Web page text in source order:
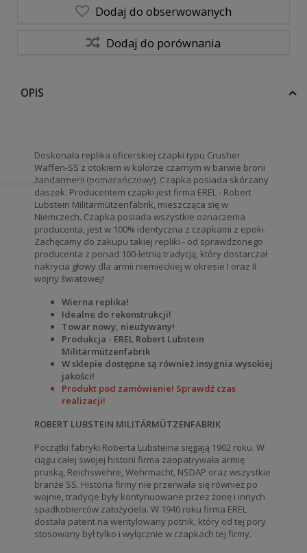
Bergmützen & Wintermützen
Dodaj do obserwowanych
Dodaj do porównania
OPIS
Doskonała replika oficerskiej czapki typu Crusher
Waffen-SS z otokiem w kolorze czarnym w barwie broni
żandarmerii (pomarańczowy). Czapka posiada skórzany
daszek. Producentem czapki jest firma EREL - Robert
Lubstein Militärmützenfabrik, mieszcząca się w
Niemczech. Czapka posiada wszystkie oznaczenia
producenta, jest w 100% identyczna z czapkami z epoki.
Zachęcamy do zakupu takiej repliki - od sprawdzonego
producenta z ponad 100-letnią tradycją, który dostarczał
nakrycia głowy dla armii niemieckiej w okresie I oraz II
wojny światowej!
Wierna replika!
Idealne do rekonstrukcji!
Towar nowy, nieużywany!
Produkcja - EREL Robert Lubstein
Militärmützenfabrik
W sklepie dostępne są również insygnia wysokiej
jakości!
Produkt pod zamówienie! Sprawdź czas
realizacji!
ROBERT LUBSTEIN MILITÄRMÜTZENFABRIK
Początki fabryki Roberta Lubsteina sięgają 1902 roku. W
ciągu całej swojej historii firma zaopatrywała armię
pruską, Reichswehre, Wehrmacht, NSDAP oraz wszystkie
branże SS. Historia firmy nie przerwała się również po
wojnie, tradycje były kontynuowane przez żonę i innych
spadkobierców założyciela. W 1940 roku firma EREL
dostała patent na wentylowany potnik, który od tej pory
stosowany był tylko i wyłącznie w czapkach tej firmy.